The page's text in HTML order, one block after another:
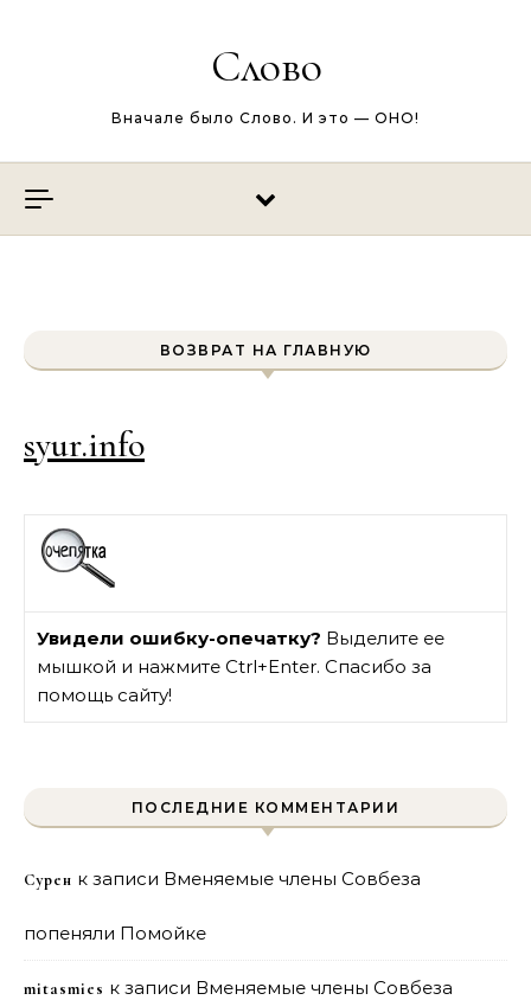
Слово
Вначале было Слово. И это — ОНО!
ВОЗВРАТ НА ГЛАВНУЮ
syur.info
Увидели ошибку-опечатку? Выделите ее
мышкой и нажмите Ctrl+Enter. Спасибо за
помощь сайту!
ПОСЛЕДНИЕ КОММЕНТАРИИ
Сурен к записи Вменяемые члены Совбеза
попеняли Помойке
mitasmies к записи Вменяемые члены Совбеза